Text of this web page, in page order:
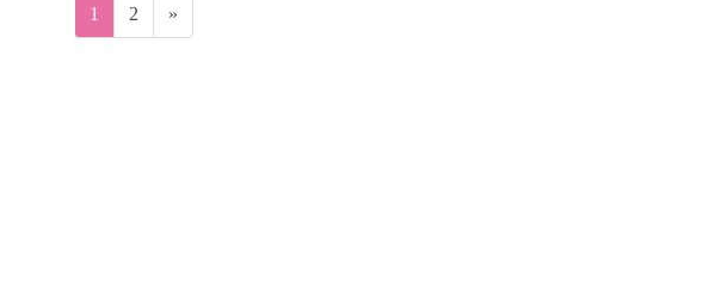
ペ
ー
1
ペ
ー
2 »